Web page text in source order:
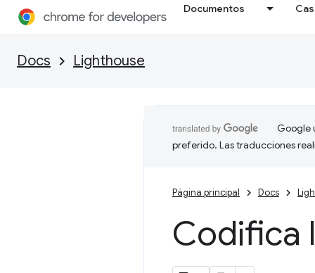
Documentos
Docs Lighthouse
Google
preferido. Las traducciones
Página principal Docs
Codifica